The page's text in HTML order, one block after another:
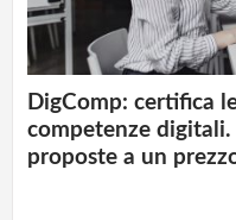
DigComp: certifica
competenze digitali.
proposte a un